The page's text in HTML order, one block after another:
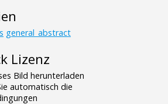
general_abstract
Lizenz
Bild herunterladen
automatisch die